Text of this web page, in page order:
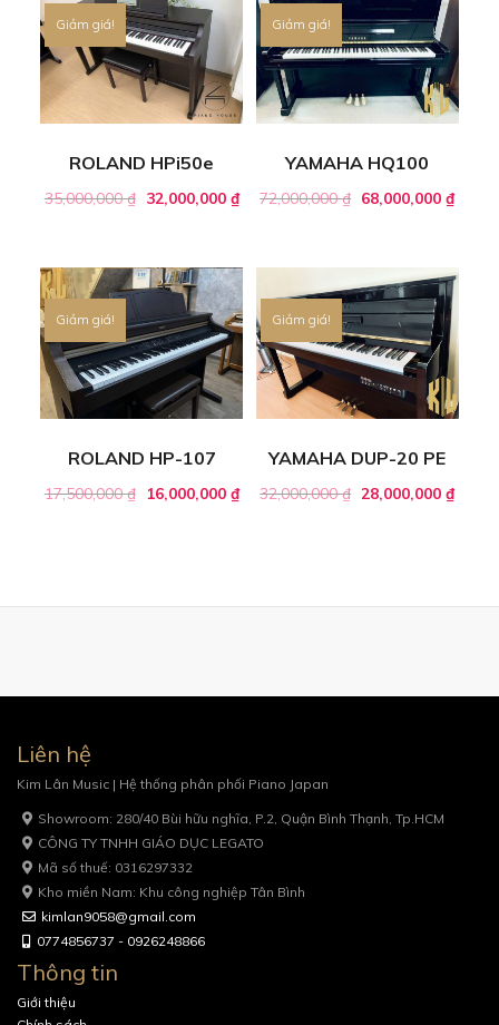
Giảm giá!
ROLAND HPi50e
35,000,000₫ 32,000,000 ₫
Giảm giá!
YAMAHA HQ100
72,000,000₫ 68,000,000₫
Giảm giá!
ROLAND HP-107
17,500,000₫ 16,000,000 ₫
Giảm giá!
YAMAHA DUP-20 PE
32,000,000₫ 28,000,000₫
Liên hệ
Kim Lân Music | Hệ thống phân phối Piano Japan
Showroom: 280/40 Bùi hữu nghĩa, P.2, Quận Bình Thạnh, Tp.HCM
CÔNG TY TNHH GIÁO DỤC LEGATO
Mã số thuế: 0316297332
Kho miền Nam: Khu công nghiệp Tân Bình
kimlan9058@gmail.com
0774856737 - 0926248866
Thông tin
Giới thiệu